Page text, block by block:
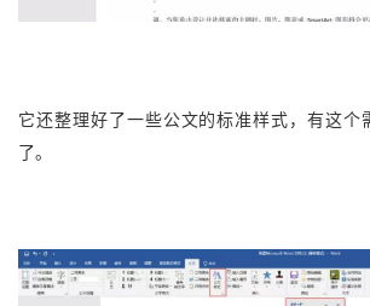
它还整理好了一些公文的标准样式，有这个
了。